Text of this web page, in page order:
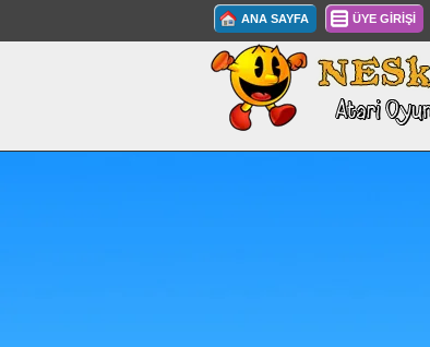
ANA SAYFA ÜYE GİRİŞİ